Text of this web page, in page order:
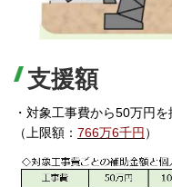
支援額
・対象工事費から50万円
（上限額： 766万6千円 ）